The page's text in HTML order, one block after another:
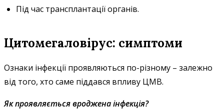
Під час трансплантації органів.
Цитомегаловірус: симптоми
Ознаки інфекції проявляються по-різному – залежно
від того, хто саме піддався впливу ЦМВ.
Як проявляється вроджена інфекція?